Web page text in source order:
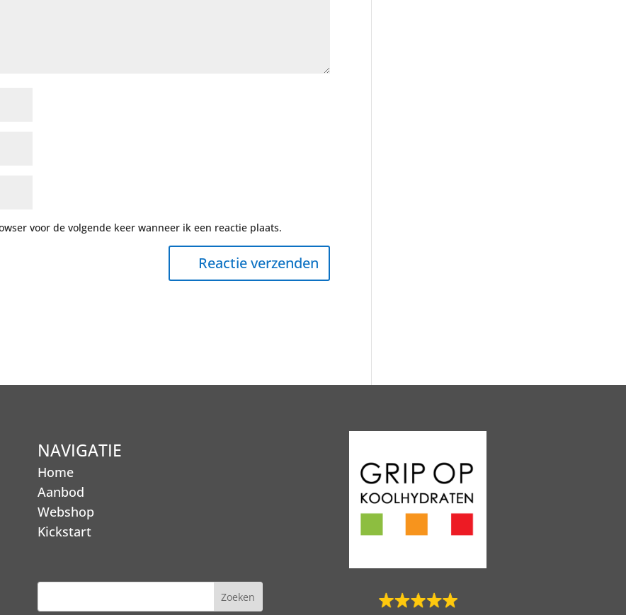
voor de volgende keer wanneer ik een reactie plaats.
NAVIGATIE
Home
Aanbod
Webshop
Kickstart